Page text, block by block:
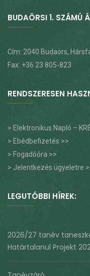
BUDAÖRSI 1. SZÁMÚ
Cím: 2040 Budaörs,
Fax: +36 23 805-823
RENDSZERESEN
> Elektronikus Napló –
> Ebédbefizetés >>
> Fogadóóra >>
> Jelentkezés ügyeletre
LEGUTÓBBI HÍREK:
2026/27 tanév
Határtalanul Projekt